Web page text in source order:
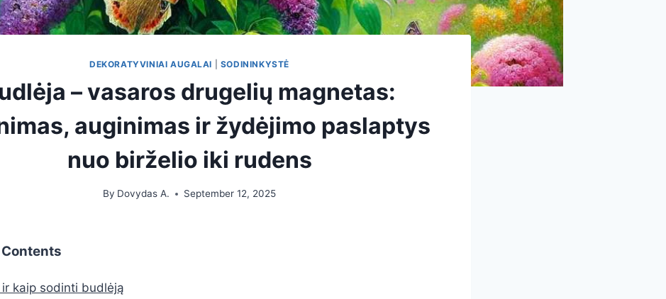
DEKORATYVINIAI AUGALAI SODININKYSTĖ
– vasaros drugelių magnetas:
auginimas ir žydėjimo paslaptys
nuo birželio iki rudens
By Dovydas A. September 12, 2025
ir kaip sodinti budlėją